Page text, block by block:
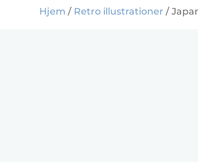
Hjem / Retro illustrationer /